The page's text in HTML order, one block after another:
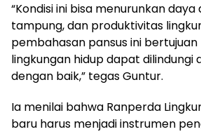
“Kondisi ini bisa menurunkan daya
tampung, dan produktivitas
pembahasan pansus ini
lingkungan hidup dapat dilindungi
dengan baik,” tegas Guntur.
Ia menilai bahwa Ranperda
baru harus menjadi instrumen